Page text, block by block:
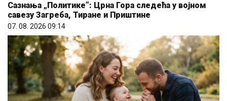
Сазнања „Политике”: Црна Гора следећа у војном
савезу Загреба, Тиране и Приштине
07. 08. 2026 09:14